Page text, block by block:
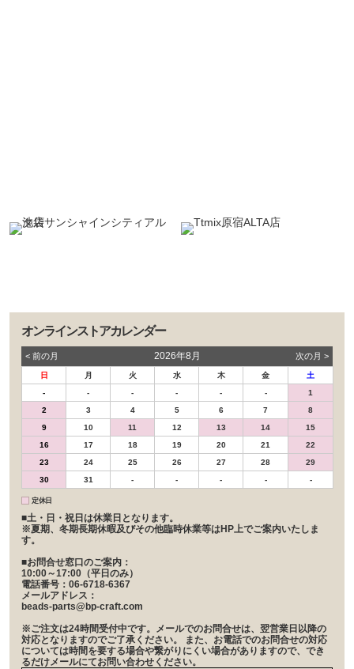
オンラインストアカレンダー
< 前の⽉ 2026年8月 次の⽉ >
日 月 火 水 木 金
土
-
- - - - -
1
2
3 4 5 6 7
8
9
10 11 12 13 14
15
16
17 18 19 20 21
22
23
24 25 26 27 28
29
30
31 - - - - -
定休日
■土・日・祝日は休業日となります。
※夏期、冬期長期休暇及びその他臨時休業等はHP上でご案内いたしま
す。
■お問合せ窓口のご案内：
10:00～17:00（平日のみ）
電話番号：06-6718-6367
メールアドレス：
beads-parts@bp-craft.com
※ご注文は24時間受付中です。メールでのお問合せは、翌営業日以降の
対応となりますのでご了承ください。 また、お電話でのお問合せの対応
については時間を要する場合や繋がりにくい場合がありますので、でき
るだけメールにてお問い合わせください。